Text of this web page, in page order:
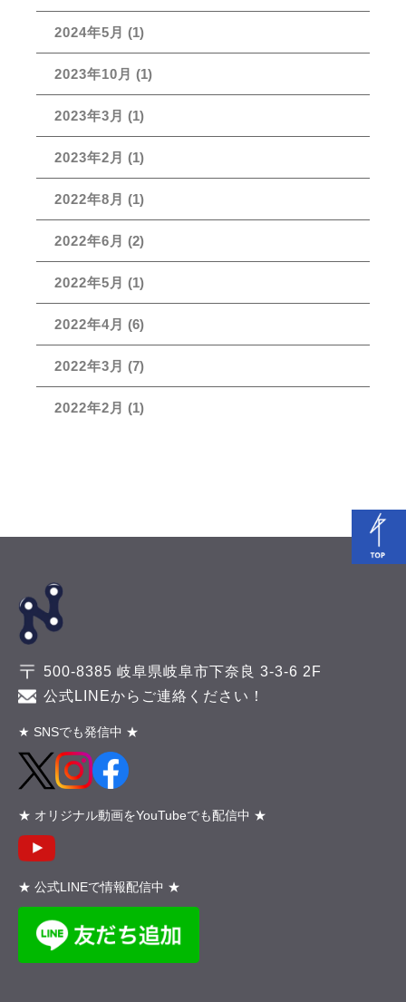
2024年5月 (1)
2023年10月 (1)
2023年3月 (1)
2023年2月 (1)
2022年8月 (1)
2022年6月 (2)
2022年5月 (1)
2022年4月 (6)
2022年3月 (7)
2022年2月 (1)
500-8385 岐阜県岐阜市下奈良 3-3-6 2F
公式LINEからご連絡ください！
★ SNSでも発信中 ★
★ オリジナル動画をYouTubeでも配信中 ★
★ 公式LINEで情報配信中 ★